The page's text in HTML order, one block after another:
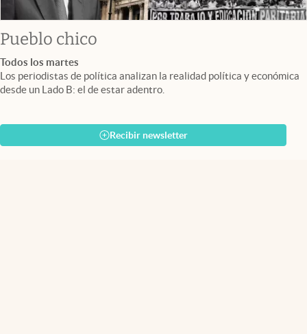
Pueblo chico
Todos los martes
Los periodistas de política analizan la realidad política y económica
desde un Lado B: el de estar adentro.
Recibir newsletter